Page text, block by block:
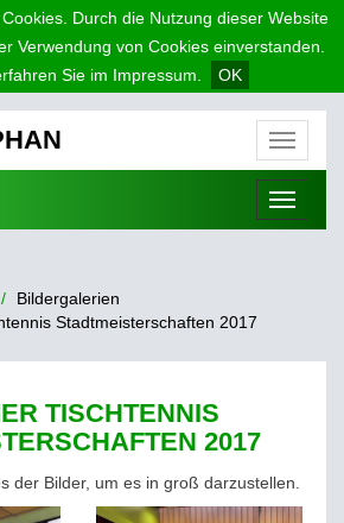
Durch die Nutzung dieser Website
Verwendung von Cookies einverstanden.
Sie im Impressum.
OK
Menü
Menü
Bildergalerien
Stadtmeisterschaften 2017
TISCHTENNIS
2017
der Bilder, um es in groß darzustellen.